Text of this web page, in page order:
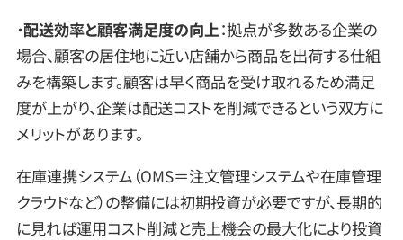
・配送効率と顧客満足度の向上：拠点が多数ある企業の
場合、顧客の居住地に近い店舗から商品を出荷する仕組
みを構築します。顧客は早く商品を受け取れるため満足
度が上がり、企業は配送コストを削減できるという双方に
メリットがあります。
在庫連携システム（OMS＝注文管理システムや在庫管理
クラウドなど）の整備には初期投資が必要ですが、長期的
に見れば運用コスト削減と売上機会の最大化により投資